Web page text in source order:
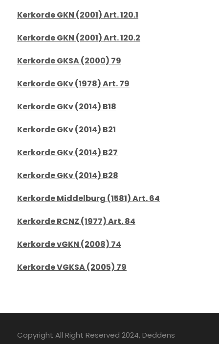
Kerkorde GKN (2001) Art. 120.1
Kerkorde GKN (2001) Art. 120.2
Kerkorde GKSA (2000) 79
Kerkorde GKv (1978) Art. 79
Kerkorde GKv (2014) B18
Kerkorde GKv (2014) B21
Kerkorde GKv (2014) B27
Kerkorde GKv (2014) B28
Kerkorde Middelburg (1581) Art. 64
Kerkorde RCNZ (1977) Art. 84
Kerkorde vGKN (2008) 74
Kerkorde VGKSA (2005) 79
Copyright All Right Reserved 2024, Deddens